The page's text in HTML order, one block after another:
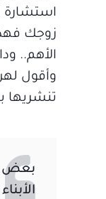
استشارة
زوجك
الأهم..
وأقول
تنشريها
بعض